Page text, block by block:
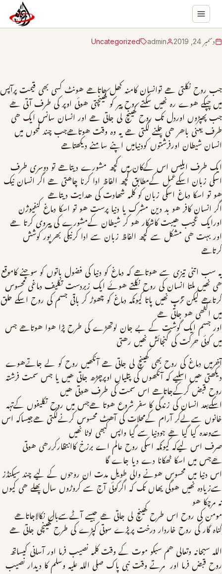
دسمبر 24, 2019 admin
Uncategorized
جب روح نکلتی ھے توانسان کامنہ کھل جاتاھے ھونٹ کسی بھی قیمت پرآپس
میں چپکے ھوے رہ نھیں سکتے روح پیر کو کھینچتی ھوئی اوپر کی طرف آتی ھے
جب پھپڑوں اوردل تک روح کھینچ لی جاتی ھے اور انسان سانس ایک ھی
طرف یعنی باھر ھی چلنے لگتی ھے یہ وہ وقت ھوتاھےجب چند لمحوں میں
انسان شیطان اورفرشتوں کودنیامیں اپنے سامنے دیکھتاھے
ایک طرف ابلیس اس کےکان میں کچھ مشورے دیتاھے تو دوسری طرف
اسکی زبان اسکےعمل کےمطابق کچھ الفاظ ادا کرنا چاهتی ھے اگر انسان نیک
ھو تو اسکا دماغ اسکی زبان کو کلمہ شھادت کی ھدایت دیتاھے
اگر انسان کافر ھو بد دین مشرک یا دنیا پرست ھو تو اسکا دماغ کنفیوژن
اورایک عجیب ھیبت کاشکار ھو کر شیطان کےمشورے کی پیروی کرتا ھے
اور بہت ھی مشکل سے کچھ الفاظ زبان سے ادا کرنیکی بھرپور کوشش
کرتاھے
یہ سب اتنی تیزی سے ھوتاھے کہ دماغ کو دنیا کی فضول باتوں کو سوچنے کاموقع
ھی نھیں ملتا انسان کی روح نکلتے ھوئے ایک زبردست تکلیف دماغی محسوس
کرتاھے لیکن تڑپ نھیں پاتا کیونکہ دماغ کو چھوڑ کر باقی جسم کی روح اسکے حلق
میں اکٹھی ھو جاتی ھے
اور جسم ایک گوشت کے بے جان لوتھڑے کی طرح پڑا ھوا ھوتاھے جس
میں کوئی حرکت کی گنجائش نھیں رھتی
آخرمیں دماغ کی روح بھی کھینچ لی جاتی ھے آنکھیں روح کو لے جاتےھوے
دیکھتی ھیں اسلیے کہ آنکھوں کی پتلیاں اوپرچڑھ جاتی ھیں یا جس سمت فرشتہ
روح قبض کرکےجاتاھے اس سمت کی طرف ھوتی ھیں
اسکےبعد انسان کی زندگی کا سفر شروع ھوتا ھےجس میں روح تکلیفوں کےتہہ
خانوں سےلےکر آرام کےمحلات کی آھٹ محسوس کرنےلگتی ھےجیساکہ اس
سےوعدہ کیا گیا ھے جودنیا سے گیا واپس کبھی لوٹا نھیں
صرف اس لیےکہ کیونکہ اسکی روح عالم اے برزخ کاانتظارکررھی ھوتی
ھےجس میں اسکا ٹھکانا دے دیا جاے گا
اس دنیا میں محسوس ھونے والی طویل مدت ان روحوں کے لیے چند سیکنڈز
سےزیادہ نھیں ھوگی یھاں تک کہ اگرکوئی آج سے کروڑوں سال پھلے ھی کیوں
نہ مرچکا ھو
مومن کی روح اس طرح کھینچ لی جاتی ھے جیسے آٹےسےبال نکالاجاتاھے
گناہ گار کی روح خاردار درخت پرپڑے سوتی کپڑے کی طرح کھینچی جاتی ھے
اللہ سبحانه وتعالی ھم سبکو موت کے وقت کلمہ نصیب فرما اور آسانی کیساتھ
روح قبض فرما اور مرتے وقت نبی پاک صلی اللہ علیہ وسلم کا دیدار نصیب